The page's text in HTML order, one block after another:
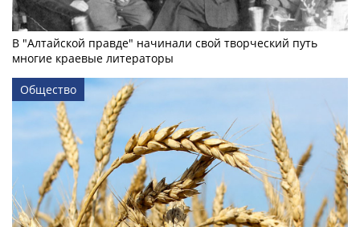
В "Алтайской правде" начинали свой творческий путь
многие краевые литераторы
Общество